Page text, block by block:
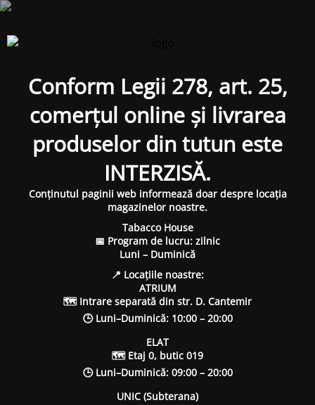
Conform Legii 278, art. 25,
comerțul online și livrarea
produselor din tutun este
INTERZISĂ.
Conținutul paginii web informează doar despre locația
magazinelor noastre.
Tabacco House
📅 Program de lucru: zilnic
Luni – Duminică
📍 Locațiile noastre:
ATRIUM
🗺 Intrare separată din str. D. Cantemir
🕒 Luni–Duminică: 10:00 – 20:00
ELAT
🗺 Etaj 0, butic 019
🕒 Luni–Duminică: 09:00 – 20:00
UNIC (Subterana)